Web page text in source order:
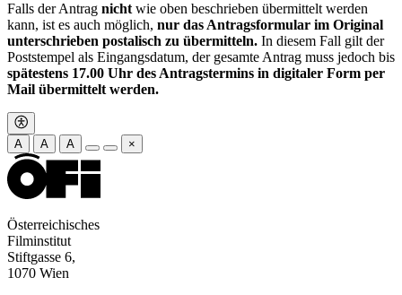
Falls der Antrag nicht wie oben beschrieben übermittelt werden
kann, ist es auch möglich, nur das Antragsformular im Original
unterschrieben postalisch zu übermitteln. In diesem Fall gilt der
Poststempel als Eingangsdatum, der gesamte Antrag muss jedoch bis
spätestens 17.00 Uhr des Antragstermins in digitaler Form per
Mail übermittelt werden.
A A A ×
Österreichisches
Filminstitut
Stiftgasse 6,
1070 Wien